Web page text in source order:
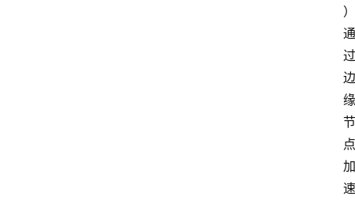
）
通
过
边
缘
节
点
加
速